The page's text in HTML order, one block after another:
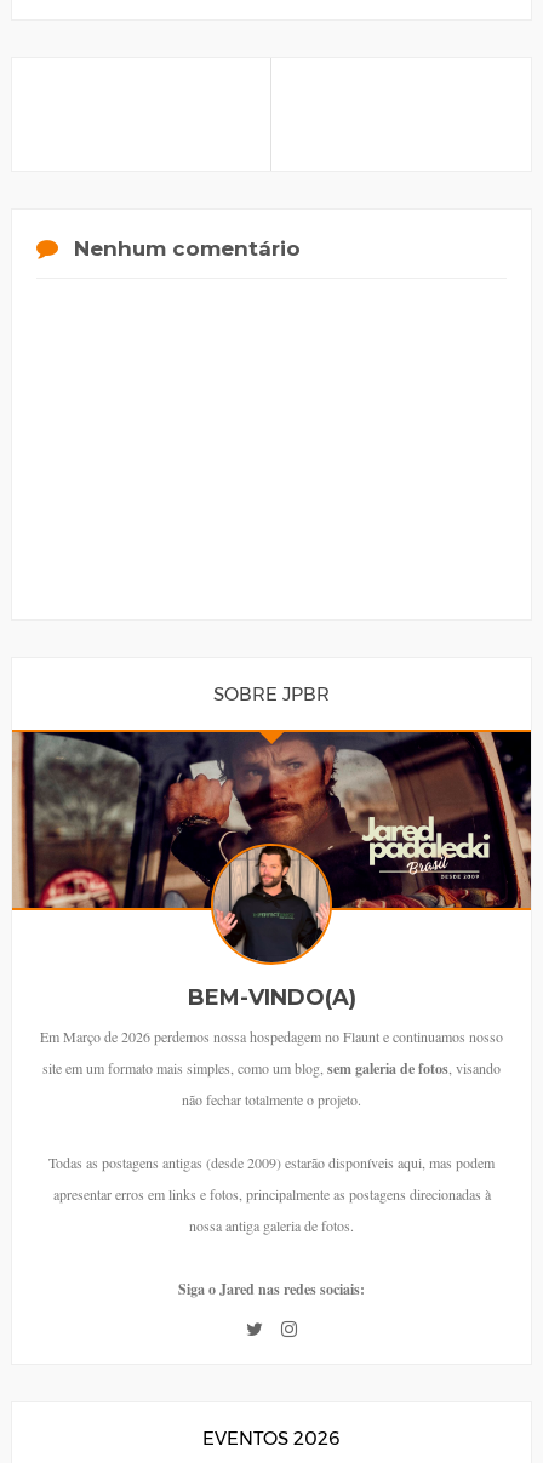
Nenhum comentário
SOBRE JPBR
BEM-VINDO(A)
Em Março de 2026 perdemos nossa hospedagem no Flaunt e continuamos nosso
site em um formato mais simples, como um blog, sem galeria de fotos , visando
não fechar totalmente o projeto.
Todas as postagens antigas (desde 2009) estarão disponíveis aqui, mas podem
apresentar erros em links e fotos, principalmente as postagens direcionadas à
nossa antiga galeria de fotos.
Siga o Jared nas redes sociais:
EVENTOS 2026